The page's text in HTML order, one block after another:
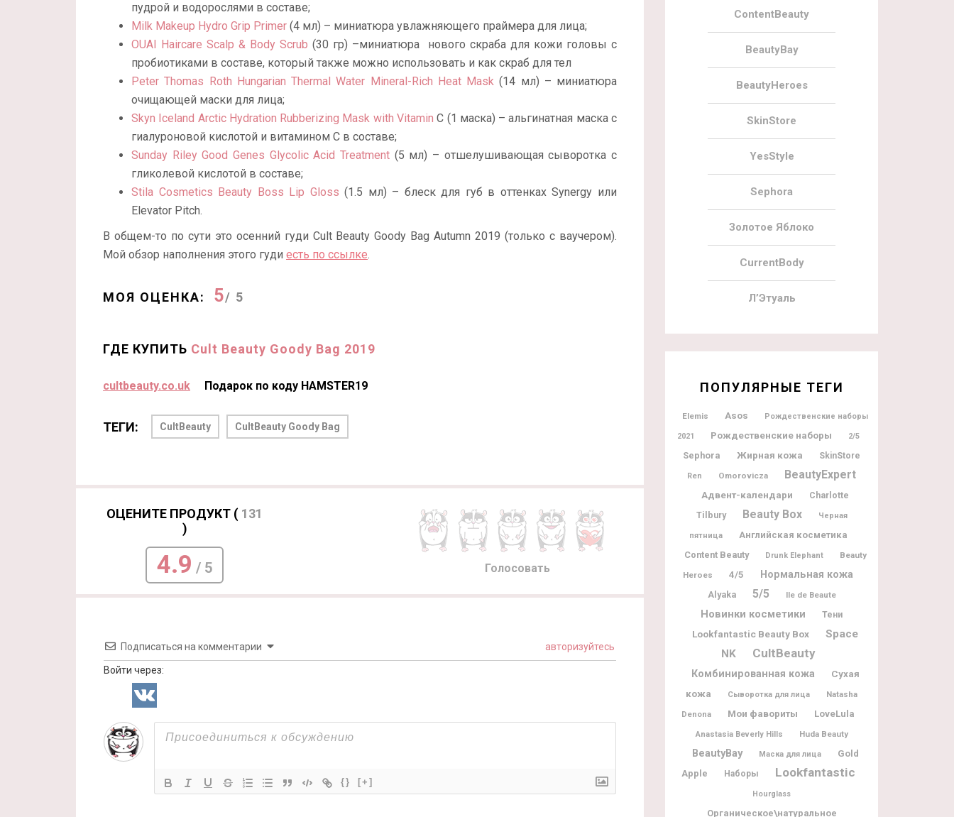
пудрой и водорослями в составе;
Milk Makeup Hydro Grip Primer (4 мл) – миниатюра увлажняющего праймера для лица;
OUAI Haircare Scalp & Body Scrub (30 гр) –миниатюра нового скраба для кожи головы с
пробиотиками в составе, который также можно использовать и как скраб для тел
Peter Thomas Roth Hungarian Thermal Water Mineral-Rich Heat Mask (14 мл) – миниатюра
очищающей маски для лица;
Skyn Iceland Arctic Hydration Rubberizing Mask with Vitamin C (1 маска) – альгинатная маска с
гиалуроновой кислотой и витамином С в составе;
Sunday Riley Good Genes Glycolic Acid Treatment (5 мл) – отшелушивающая сыворотка с
гликолевой кислотой в составе;
Stila Cosmetics Beauty Boss Lip Gloss (1.5 мл) – блеск для губ в оттенках Synergy или
Elevator Pitch.
В общем-то по сути это осенний гуди Cult Beauty Goody Bag Autumn 2019 (только с ваучером).
Мой обзор наполнения этого гуди есть по ссылке.
МОЯ ОЦЕНКА: 5/ 5
ГДЕ КУПИТЬ Cult Beauty Goody Bag 2019
cultbeauty.co.uk Подарок по коду HAMSTER19
ТЕГИ: CultBeauty CultBeauty Goody Bag
ОЦЕНИТЕ ПРОДУКТ ( 131
)
4.9 / 5 Голосовать
Подписаться на комментарии авторизуйтесь
Войти через:
{} [+]
ContentBeauty
BeautyBay
BeautyHeroes
SkinStore
YesStyle
Sephora
Золотое Яблоко
CurrentBody
Л’Этуаль
ПОПУЛЯРНЫЕ ТЕГИ
Elemis Asos Рождественские наборы
2021 Рождественские наборы 2/5
Sephora Жирная кожа SkinStore
Ren Omorovicza BeautyExpert
Адвент-календари
Charlotte
Tilbury
Beauty Box Черная
пятница
Английская косметика
Content Beauty
Drunk Elephant
Beauty
Heroes
4/5 Нормальная кожа
Alyaka 5/5 Ile de Beaute
Новинки косметики Тени
Lookfantastic Beauty Box
Space
NK
CultBeauty
Комбинированная кожа
Сухая
кожа
Сыворотка для лица
Natasha
Denona
Мои фавориты LoveLula
Anastasia Beverly Hills Huda Beauty
BeautyBay Маска для лица
Gold
Apple
Наборы Lookfantastic
Hourglass
Органическое\натуральное